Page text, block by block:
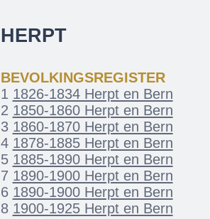
HERPT
BEVOLKINGSREGISTER
1 1826-1834 Herpt en Bern
2 1850-1860 Herpt en Bern
3 1860-1870 Herpt en Bern
4 1878-1885 Herpt en Bern
5 1885-1890 Herpt en Bern
7 1890-1900 Herpt en Bern
6 1890-1900 Herpt en Bern
8 1900-1925 Herpt en Bern